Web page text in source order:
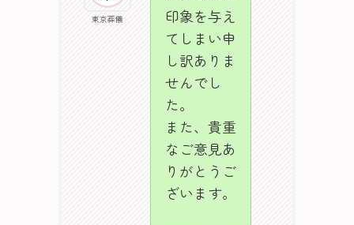
東京葬儀
印象を与え
てしまい申
し訳ありま
せんでし
た。
また、貴重
なご意見あ
りがとうご
ざいます。